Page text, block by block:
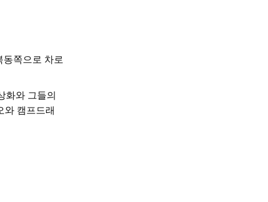
동쪽으로 차로
화와 그들의
와 캠프드래